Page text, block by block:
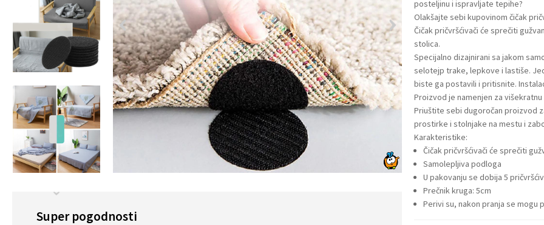
Super pogodnosti
posteljinu i ispravljate tepihe?
Olakšajte sebi kupovinom čičak
Čičak pričvršćivači će sprečiti
stolica.
Specijalno dizajnirani sa jakom
selotejp trake, lepkove i lastiše.
biste ga postavili i pritisnite.
Proizvod je namenjen za
Priuštite sebi dugoročan proizvod
prostirke i stolnjake na mestu i
Karakteristike:
Čičak pričvršćivači će sprečiti
Samolepljiva podloga
U pakovanju se dobija 5
Prečnik kruga: 5cm
Perivi su, nakon pranja se mogu